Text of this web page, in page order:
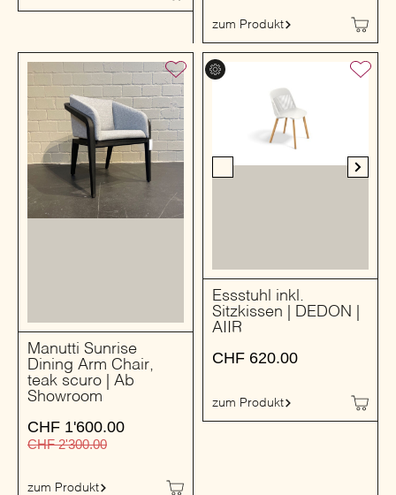
zum Produkt
Manutti Sunrise
Dining Arm Chair,
teak scuro | Ab
Showroom
CHF 1'600.00
CHF2'300.00
zum Produkt
Essstuhl inkl.
Sitzkissen | DEDON |
AIIR
CHF 620.00
zum Produkt